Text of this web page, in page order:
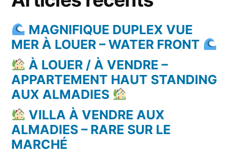
MAGNIFIQUE DUPLEX VUE
MER À LOUER – WATER FRONT
À LOUER / À VENDRE –
APPARTEMENT HAUT STANDING
AUX ALMADIES
VILLA À VENDRE AUX
ALMADIES – RARE SUR LE
MARCHÉ